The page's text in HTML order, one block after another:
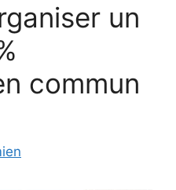
un
commun